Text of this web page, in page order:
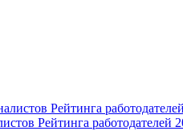
Рейтинга работодателей